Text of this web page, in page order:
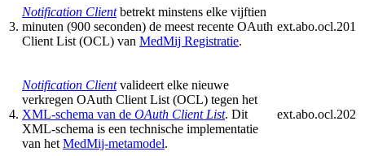
3.
Notification Clientbetrekt minstens elke vijftien
minuten (900 seconden) de meest recente OAuth
Client List (OCL) van MedMij Registratie.
ext.abo.ocl.201
4.
Notification Clientvalideert elke nieuwe
verkregen OAuth Client List (OCL) tegen het
XML-schema van de OAuth Client List. Dit
XML-schema is een technische implementatie
van het MedMij-metamodel.
ext.abo.ocl.202